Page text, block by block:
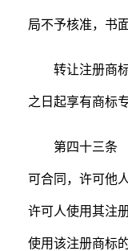
局不予核准，书
转让注册商标
之日起享有商标
第四十三条 商
可合同，许可他
许可人使用其注
使用该注册商标